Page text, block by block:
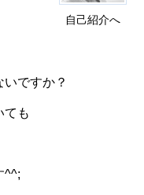
自己紹介へ
ですか？
ても
^^;